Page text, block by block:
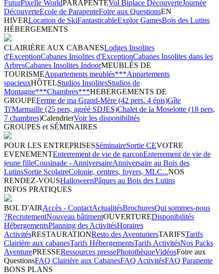
FuturPixelle WorldPARAPENTEVol Biplace DécouverteJournée
DécouverteEcole de ParapenteFoire aux QuestionsEN
HIVERLocation de SkiFantasticableExplor GamesBois des Lutins
HÉBERGEMENTS
CLAIRIÈRE AUX CABANESLodges Insolites
d'ExceptionCabanes Insolites d'ExceptionCabanes Insolites dans les
ArbresCabanes Insolites IndoorMEUBLÉS DE
TOURISMEAppartements meublés***Appartements
spacieuxHÔTELStudios InsolitesStudios de
Montagne***Chambres***HEBERGEMENTS DE
GROUPEFerme de ma Grand-Mère (42 pers. 4 épis)Gîte
Ti'Marmaille (25 pers, agréé SDJES)Chalet de la Moselotte (18 pers,
7 chambres)CalendrierVoir les disponibilités
GROUPES et SÉMINAIRES
POUR LES ENTREPRISESSéminaireSortie CEVOTRE
EVENEMENTEnterrement de vie de garçonEnterrement de vie de
jeune filleCousinade - AnniversaireAnniversaire au Bois des
LutinsSortie ScolaireColonie, centres, foyers, MLC...NOS
RENDEZ-VOUSHalloweenPâques au Bois des Lutins
INFOS PRATIQUES
BOL D'AIRAccès - ContactActualitésBrochuresQui sommes-nous
?RecrutementNouveau bâtimentOUVERTUREDisponibilités
HébergementsPlanning des ActivitésHoraires
ActivitésRESTAURATIONResto des AventuriersTARIFSTarifs
Clairière aux cabanesTarifs HébergementsTarifs ActivitésNos Packs
AventurePRESSERessources pressePhotothèqueVidéosFoire aux
QuestionsFAQ Clairière aux CabanesFAQ ActivitésFAQ Parapente
BONS PLANS